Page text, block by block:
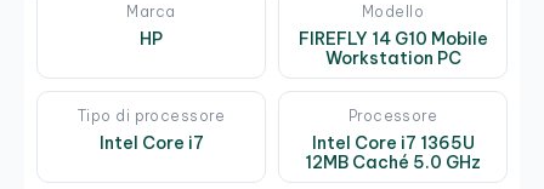
Marca
HP
Modello
FIREFLY 14 G10 Mobile
Workstation PC
Tipo di processore
Intel Core i7
Processore
Intel Core i7 1365U
12MB Caché 5.0 GHz